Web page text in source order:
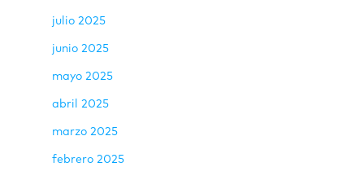
julio 2025
junio 2025
mayo 2025
abril 2025
marzo 2025
febrero 2025